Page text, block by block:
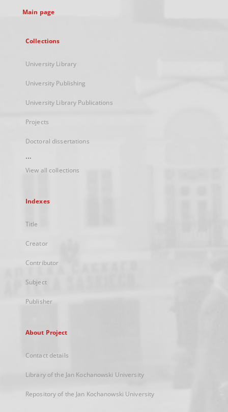
Main page
Collections
University Library
University Publishing
University Library Publications
Projects
Doctoral dissertations
...
View all collections
Indexes
Title
Creator
Contributor
Subject
Publisher
About Project
Contact details
Library of the Jan Kochanowski University
Repository of the Jan Kochanowski University